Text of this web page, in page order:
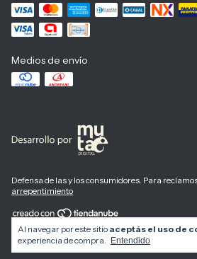
Al navegar por este sitio aceptás el uso de
experiencia de compra.
Entendido
Medios de envío
Defensa de las y los consumidores. Para
arrepentimiento
Copyright Tienda Fina - 2026. Todos los